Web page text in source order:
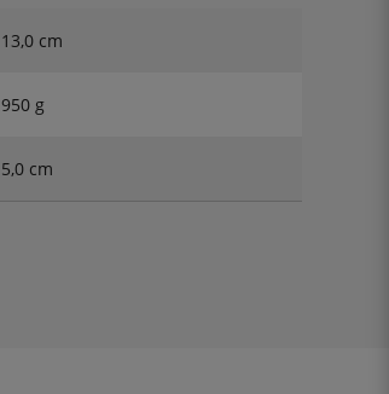
13,0 cm
950 g
5,0 cm